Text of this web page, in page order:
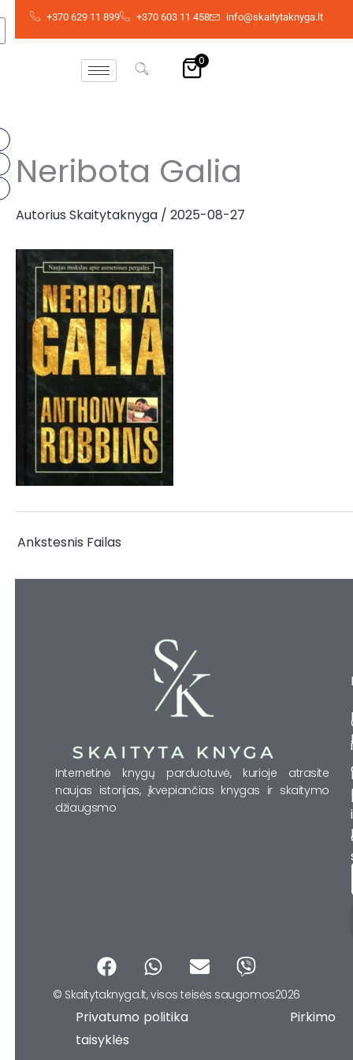
Pereiti
+370 629 11 899 +370 603 11 458 info@skaitytaknyga.lt
0
Neribota Galia
Autorius Skaitytaknyga / 2025-08-27
Ankstesnis Failas
Internetinė knygų parduotuvė, kurioje atrasite
naujas istorijas, įkvepiančias knygas ir skaitymo
džiaugsmo
F
a
c
e
b
W
h
a
t
E
n
v
V
b
© Skaitytaknyga.lt, visos teisės saugomos2026
Privatumo politika Pirkimo
taisyklės